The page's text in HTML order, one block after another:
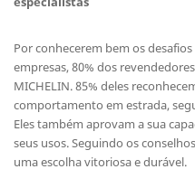
Por conhecerem bem os
empresas, 80% dos
MICHELIN. 85% deles
comportamento em estrada,
Eles também aprovam a sua
seus usos. Seguindo os
uma escolha vitoriosa e durável.